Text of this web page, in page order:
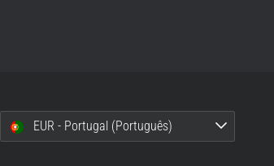
EUR - Portugal (Português)